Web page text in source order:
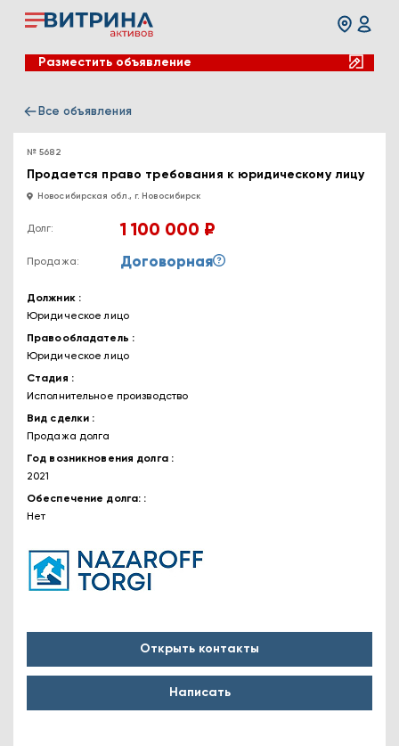
Разместить объявление
Все объявления
№ 5682
Продается право требования к юридическому лицу
Новосибирская обл., г. Новосибирск
Долг: 1 100 000 ₽
Продажа: Договорная
Должник
Юридическое лицо
Правообладатель
Юридическое лицо
Стадия
Исполнительное производство
Вид сделки
Продажа долга
Год возникновения долга
2021
Обеспечение долга:
Нет
Открыть контакты
Написать